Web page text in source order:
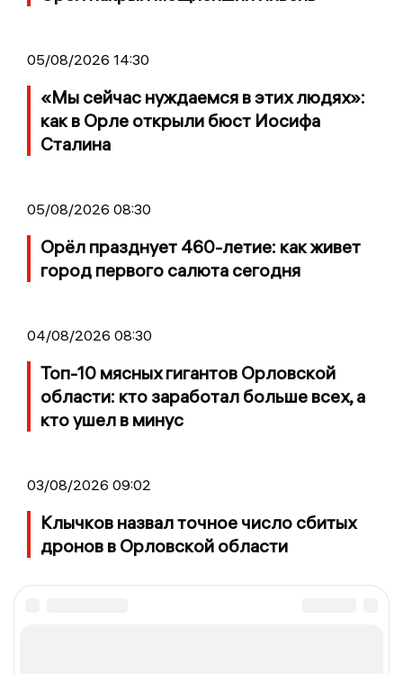
05/08/2026 14:30
«Мы сейчас нуждаемся в этих людях»:
как в Орле открыли бюст Иосифа
Сталина
05/08/2026 08:30
Орёл празднует 460-летие: как живет
город первого салюта сегодня
04/08/2026 08:30
Топ-10 мясных гигантов Орловской
области: кто заработал больше всех, а
кто ушел в минус
03/08/2026 09:02
Клычков назвал точное число сбитых
дронов в Орловской области